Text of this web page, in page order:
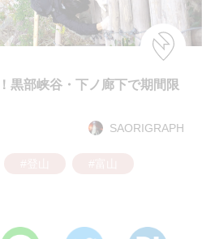
黒部峡谷・下ノ廊下で期間限
SAORIGRAPH